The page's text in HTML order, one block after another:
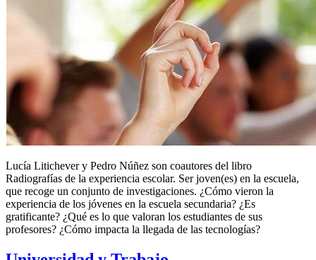
Lucía Litichever y Pedro Núñez son coautores del libro
Radiografías de la experiencia escolar. Ser joven(es) en la escuela,
que recoge un conjunto de investigaciones. ¿Cómo vieron la
experiencia de los jóvenes en la escuela secundaria? ¿Es
gratificante? ¿Qué es lo que valoran los estudiantes de sus
profesores? ¿Cómo impacta la llegada de las tecnologías?